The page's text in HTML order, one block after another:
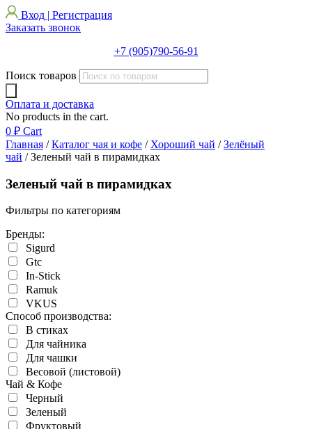
Вход | Регистрация
Заказать звонок
+7 (905)790-56-91
Поиск товаров
Оплата и доставка
No products in the cart.
0 ₽ Cart
Главная /Каталог чая и кофе / Хороший чай /Зелёный
чай / Зеленый чай в пирамидках
Зеленый чай в пирамидках
Фильтры по категориям
Бренды:
Sigurd
Gtc
In-Stick
Ramuk
VKUS
Cпособ производства:
В стиках
Для чайника
Для чашки
Весовой (листовой)
Чай & Кофе
Черный
Зеленый
Фруктовый